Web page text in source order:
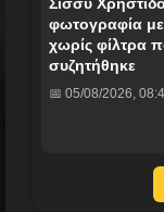
φωτογραφία
χωρίς φίλτρα
συζητήθηκε
📅 05/08/2026,